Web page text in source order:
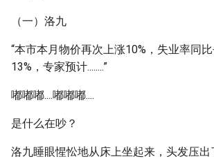
（一）洛九
“本市本月物价再次上涨10%，失业率同
13%，专家预计........”
嘟嘟嘟....嘟嘟嘟....
是什么在吵？
洛九睡眼惺忪地从床上坐起来，头发压